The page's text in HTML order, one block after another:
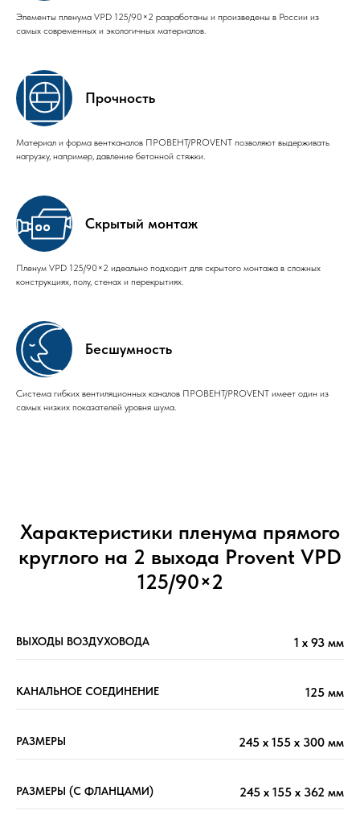
Элементы пленума VPD 125/90×2 разработаны и произведены в России из
самых современных и экологичных материалов.
Прочность
Материал и форма вентканалов ПРОВЕНТ/PROVENT позволяют выдерживать
нагрузку, например, давление бетонной стяжки.
Скрытый монтаж
Пленум VPD 125/90×2 идеально подходит для скрытого монтажа в сложных
конструкциях, полу, стенах и перекрытиях.
Бесшумность
Система гибких вентиляционных каналов ПРОВЕНТ/PROVENT имеет один из
самых низких показателей уровня шума.
Характеристики пленума прямого
круглого на 2 выхода Provent VPD
125/90×2
ВЫХОДЫ ВОЗДУХОВОДА 1 х 93 мм
КАНАЛЬНОЕ СОЕДИНЕНИЕ 125 мм
РАЗМЕРЫ 245 x 155 x 300 мм
РАЗМЕРЫ (С ФЛАНЦАМИ) 245 x 155 x 362 мм